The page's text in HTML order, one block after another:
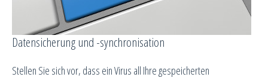
Datensicherung und -synchronisation
Stellen Sie sich vor, dass ein Virus all Ihre gespeicherten